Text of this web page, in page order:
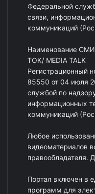
Федеральной
связи,
коммуникаций
Наименование
ТОК/ MEDIA TALK
Регистрационный
85550 от 04 июля
службой по
информационных
коммуникаций
Любое
видеоматериалов
правообладателя.
Портал включен в
программ для